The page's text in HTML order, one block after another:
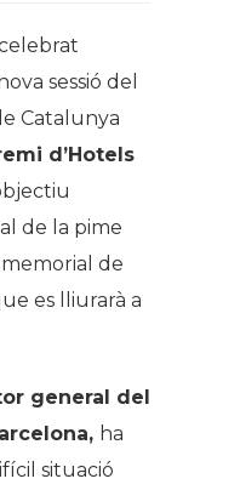
sessió del
Catalunya
d’Hotels
de la pime
de
es lliurarà a
general del
ha
situació